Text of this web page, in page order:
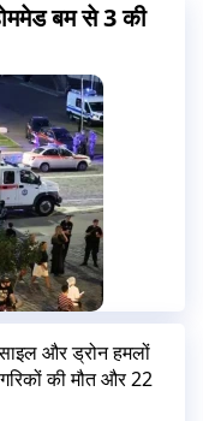
बम से 3 की
और ड्रोन हमलों
की मौत और 22